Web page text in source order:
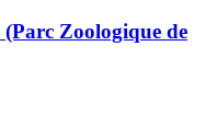
Zoologique de